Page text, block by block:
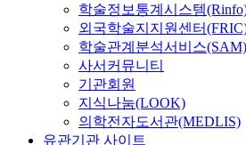
학술정보통계시스템
외국학술지지원센터
학술관계분석서비스(SAM)
사서커뮤니티
기관회원
지식나눔(LOOK)
의학전자도서관(MEDLIS)
유관기관 사이트